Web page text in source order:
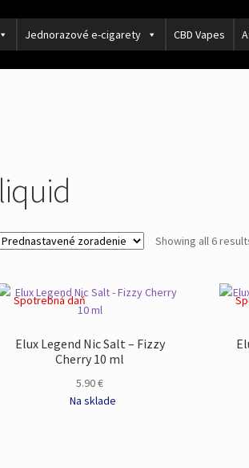
Jednorazové e-cigarety CBD Vapes
liquid
Showing all 6
Spotrebná daň
Elux Legend Nic Salt – Fizzy
Cherry 10 ml
5.90€
Na sklade